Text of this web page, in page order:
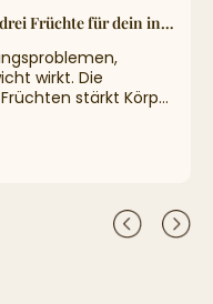
Triphala im Ayurveda: Die Kraft der drei Früchte für dein inneres Gleichgewicht
wirkt. Die
stärkt Körper